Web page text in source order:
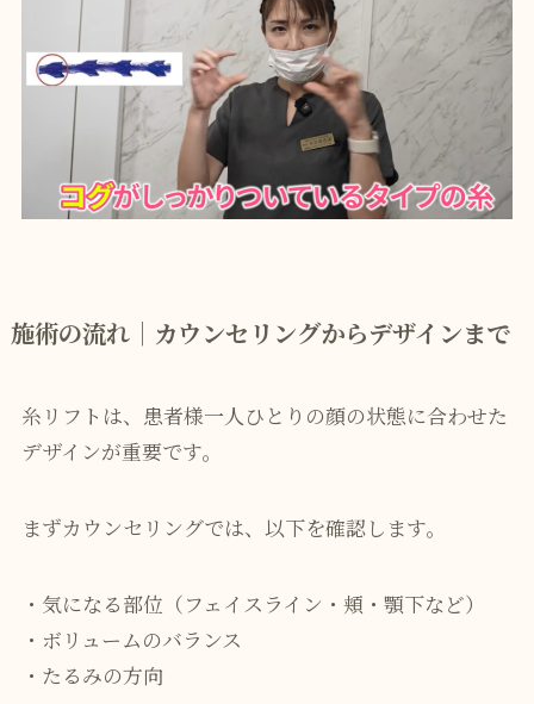
施術の流れ｜カウンセリングからデザインまで
糸リフトは、患者様一人ひとりの顔の状態に合わせた
デザインが重要です。
まずカウンセリングでは、以下を確認します。
・気になる部位（フェイスライン・頬・顎下など）
・ボリュームのバランス
・たるみの方向